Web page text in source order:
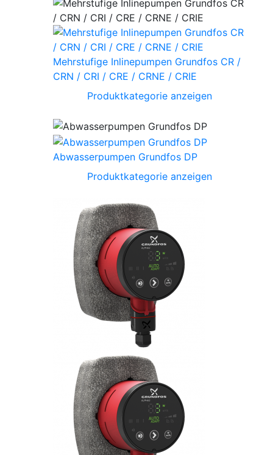
Mehrstufige Inlinepumpen Grundfos CR /
CRN / CRI / CRE / CRNE / CRIE
Produktkategorie anzeigen
Abwasserpumpen Grundfos DP
Produktkategorie anzeigen